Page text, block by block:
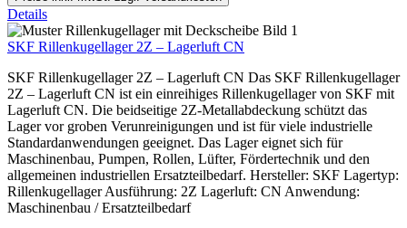
Details
SKF Rillenkugellager 2Z – Lagerluft CN
SKF Rillenkugellager 2Z – Lagerluft CN Das SKF Rillenkugellager
2Z – Lagerluft CN ist ein einreihiges Rillenkugellager von SKF mit
Lagerluft CN. Die beidseitige 2Z-Metallabdeckung schützt das
Lager vor groben Verunreinigungen und ist für viele industrielle
Standardanwendungen geeignet. Das Lager eignet sich für
Maschinenbau, Pumpen, Rollen, Lüfter, Fördertechnik und den
allgemeinen industriellen Ersatzteilbedarf. Hersteller: SKF Lagertyp:
Rillenkugellager Ausführung: 2Z Lagerluft: CN Anwendung:
Maschinenbau / Ersatzteilbedarf